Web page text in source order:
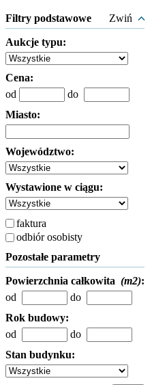
Filtry podstawowe Zwiń
Aukcje typu:
Cena:
od
do
Miasto:
Województwo:
Wystawione w ciągu:
faktura
odbiór osobisty
Pozostałe parametry
Powierzchnia całkowita (m2):
od
do
Rok budowy:
od
do
Stan budynku: